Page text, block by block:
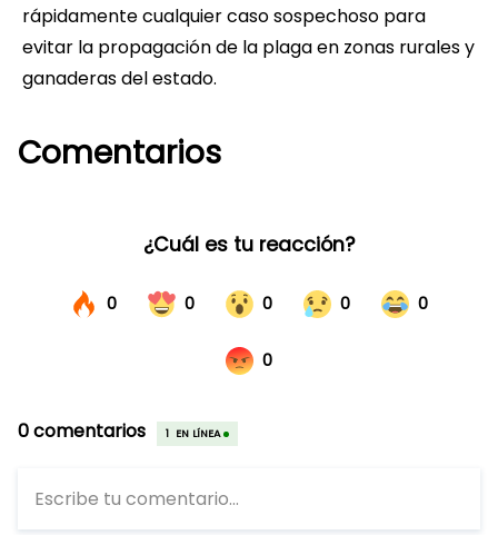
rápidamente cualquier caso sospechoso para
evitar la propagación de la plaga en zonas rurales y
ganaderas del estado.
Comentarios